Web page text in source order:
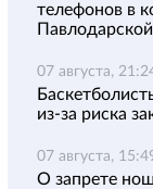
телефонов в
07 августа,
из-за риска
07 августа,
О запрете